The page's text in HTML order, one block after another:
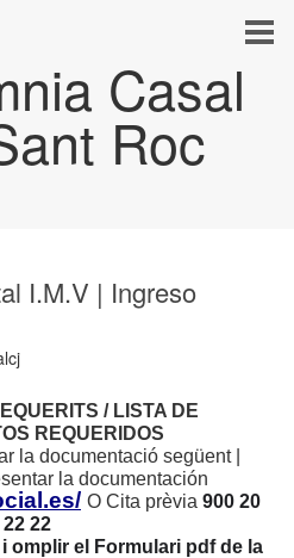
Casal
Roc
I.M.V | Ingreso
/ LISTA DE
REQUERIDOS
la documentació següent |
la documentación
O Cita prèvia 900 20
22 22
omplir el Formulari pdf de la